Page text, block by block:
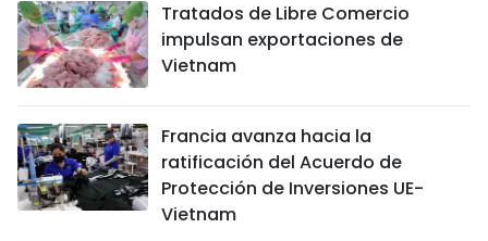
Tratados de Libre Comercio
impulsan exportaciones de
Vietnam
Francia avanza hacia la
ratificación del Acuerdo de
Protección de Inversiones UE-
Vietnam